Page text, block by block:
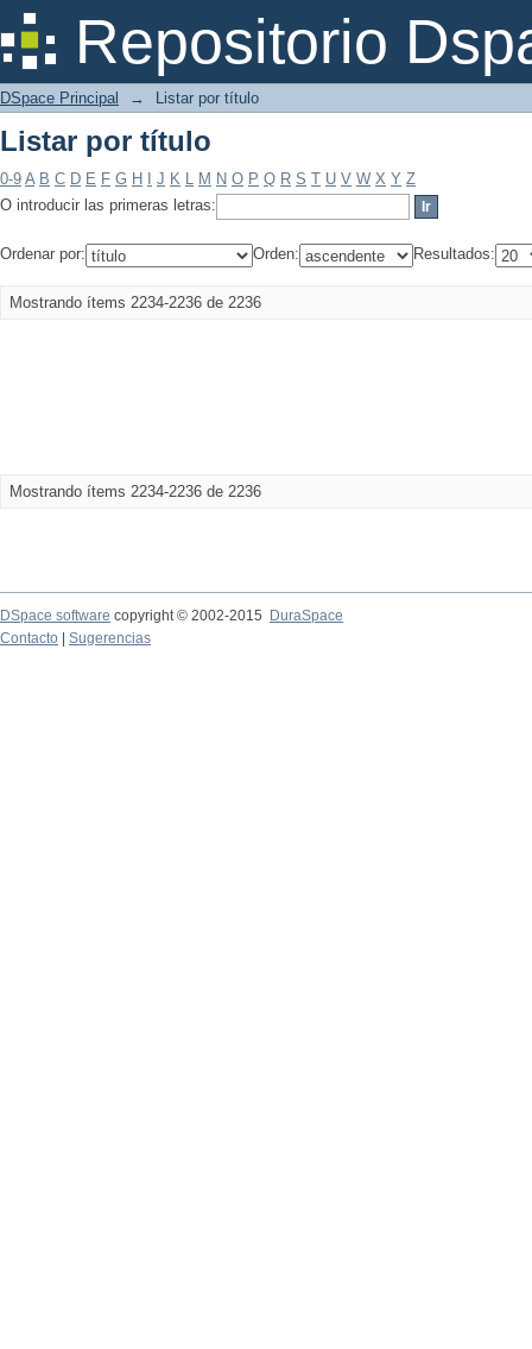
Repositorio
Listar por título
DSpace Principal → Listar por título
Listar por título
0-9 A B C D E F G H J K L M N O P Q R S T U V W X Y Z
O introducir las primeras letras:
Ordenar por: Orden: Resultados:
Mostrando ítems 2234-2236 de 2236
Mostrando ítems 2234-2236 de 2236
DSpace software copyright © 2002-2015
DuraSpace
Contacto
Sugerencias